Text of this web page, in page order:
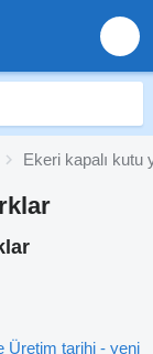
Ekeri kapalı kutu
Üretim tarihi - yeni